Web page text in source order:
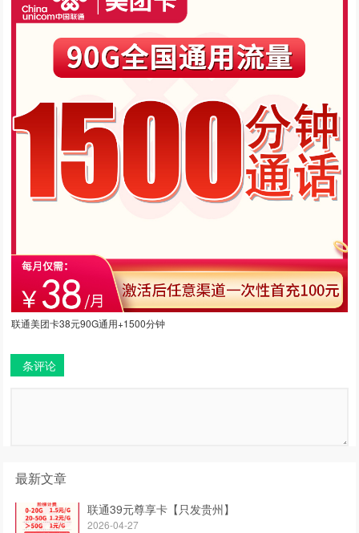
联通美团卡38元90G通用+1500分钟
条评论
最新文章
联通39元尊享卡【只发贵州】
2026-04-27